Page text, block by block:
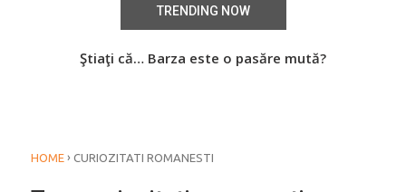
TRENDING NOW
Ştiaţi că… Barza este o pasăre mută?
Știați că… Roşiile îsi păstrează substanţele benefice
HOME › CURIOZITATI ROMANESTI